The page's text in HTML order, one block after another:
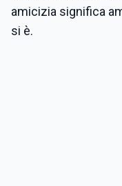
amicizia significa
si è.